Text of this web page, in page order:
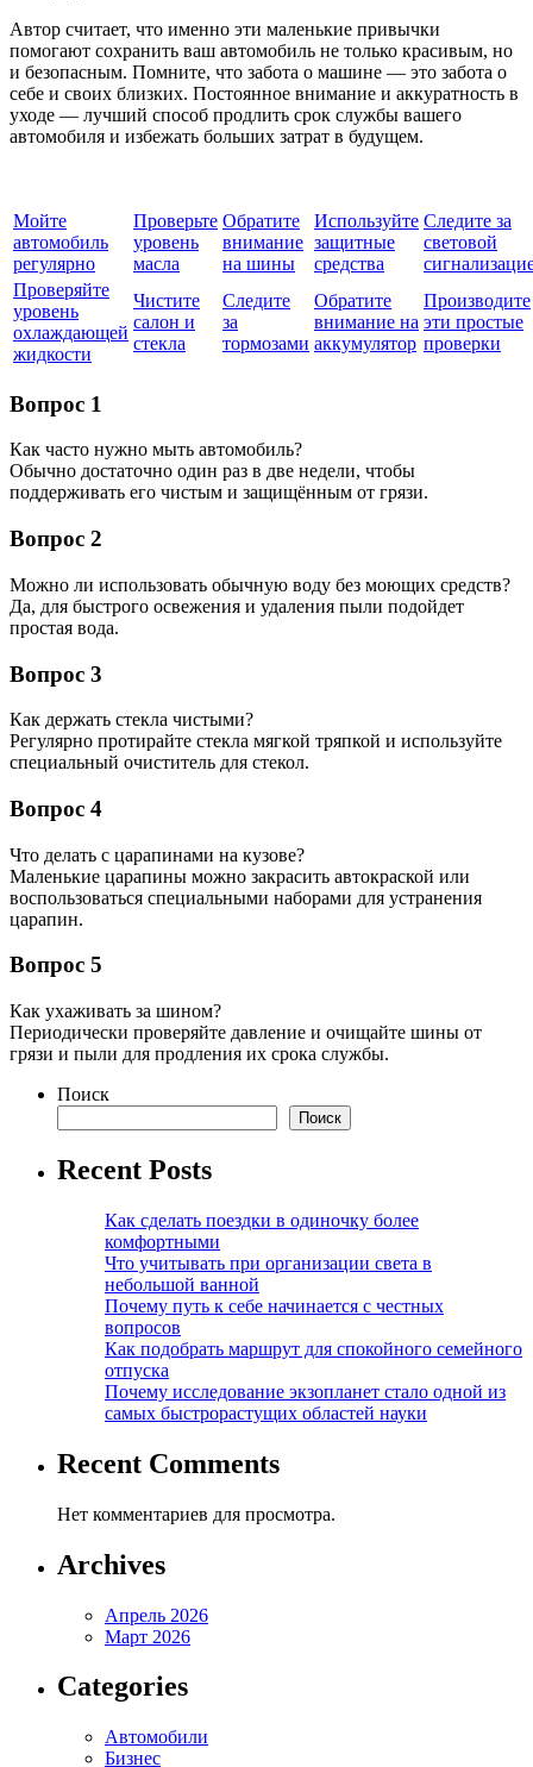
Автор считает, что именно эти маленькие привычки
помогают сохранить ваш автомобиль не только красивым, но
и безопасным. Помните, что забота о машине — это забота о
себе и своих близких. Постоянное внимание и аккуратность в
уходе — лучший способ продлить срок службы вашего
автомобиля и избежать больших затрат в будущем.
Мойте
автомобиль
регулярно
Проверьте
уровень
масла
Обратите
внимание
на шины
Используйте
защитные
средства
Следите за
световой
Проверяйте
уровень
охлаждающей
жидкости
Чистите
салон и
стекла
Следите
за
тормозами
Обратите
внимание на
аккумулятор
Производите
эти простые
проверки
Вопрос 1
Как часто нужно мыть автомобиль?
Обычно достаточно один раз в две недели, чтобы
поддерживать его чистым и защищённым от грязи.
Вопрос 2
Можно ли использовать обычную воду без моющих средств?
Да, для быстрого освежения и удаления пыли подойдет
простая вода.
Вопрос 3
Как держать стекла чистыми?
Регулярно протирайте стекла мягкой тряпкой и используйте
специальный очиститель для стекол.
Вопрос 4
Что делать с царапинами на кузове?
Маленькие царапины можно закрасить автокраской или
воспользоваться специальными наборами для устранения
царапин.
Вопрос 5
Как ухаживать за шином?
Периодически проверяйте давление и очищайте шины от
грязи и пыли для продления их срока службы.
Поиск
Поиск
Recent Posts
Как сделать поездки в одиночку более
комфортными
Что учитывать при организации света в
небольшой ванной
Почему путь к себе начинается с честных
вопросов
Как подобрать маршрут для спокойного семейного
отпуска
Почему исследование экзопланет стало одной из
самых быстрорастущих областей науки
Recent Comments
Нет комментариев для просмотра.
Archives
Апрель 2026
Март 2026
Categories
Автомобили
Бизнес